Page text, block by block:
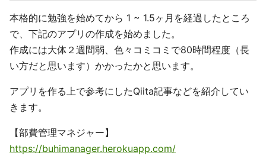
本格的に勉強を始めてから 1 ~ 1.5ヶ月を経過したところ
で、下記のアプリの作成を始めました。
作成には大体２週間弱、色々コミコミで80時間程度（長
い方だと思います）かかったかと思います。
アプリを作る上で参考にしたQiita記事などを紹介してい
きます。
【部費管理マネジャー】
https://buhimanager.herokuapp.com/